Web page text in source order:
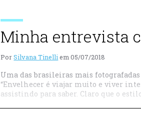
Minha entrevista
PorSilvana Tinelli em 05/07/2018
Uma das brasileiras mais
“Envelhecer é viajar muito e viver
assistindo para saber. Claro que o